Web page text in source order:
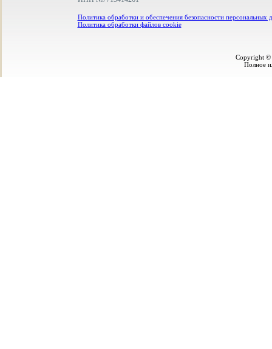
Политика обработки и обеспечения безопасности персональных
Политика обработки файлов cookie
Copyright ©
Полное